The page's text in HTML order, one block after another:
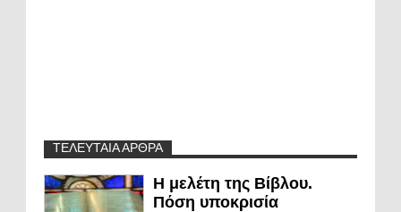
ΤΕΛΕΥΤΑΙΑ ΑΡΘΡΑ
Η μελέτη της Βίβλου.
Πόση υποκρισία